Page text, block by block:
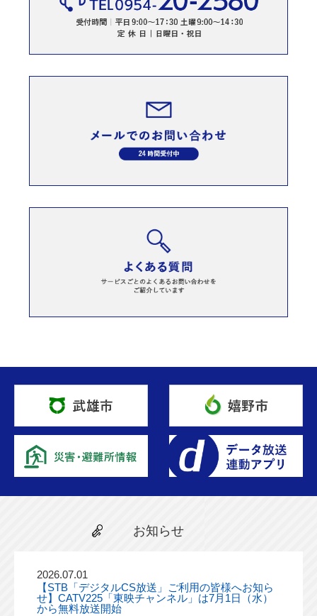
お知らせ
2026.07.01
【STB「デジタルCS放送」ご利用の皆様へお知ら
せ】CATV225「東映チャンネル」は7月1日（水）
から無料放送開始